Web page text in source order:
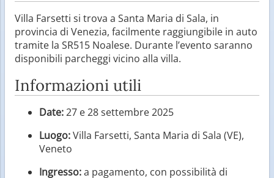
Villa Farsetti si trova a Santa Maria di Sala, in
provincia di Venezia, facilmente raggiungibile in auto
tramite la SR515 Noalese. Durante l’evento saranno
disponibili parcheggi vicino alla villa.
Informazioni utili
Date:27 e 28 settembre 2025
Luogo:Villa Farsetti, Santa Maria di Sala (VE),
Veneto
Ingresso:a pagamento, con possibilità di